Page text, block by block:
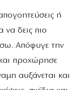
ή
να δεις πιο
Απόφυγε την
προχώρησε
αυξάνεται και